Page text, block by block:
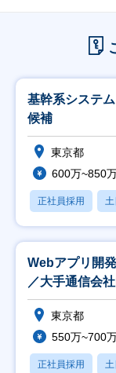
基幹系システ
候補
東京都
600万~850
正社員採用
Webアプリ開
／大手通信会
東京都
550万~700
正社員採用